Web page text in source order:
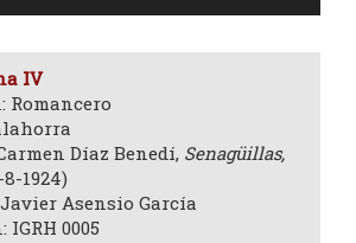
IV
Romancero
Díaz Benedí, Senagüillas,
1924)
Asensio García
0005